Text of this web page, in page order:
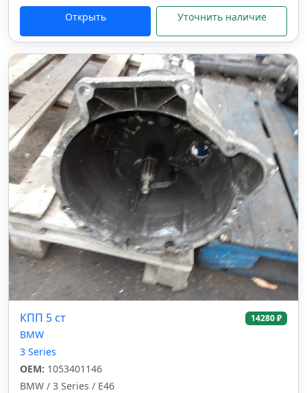
Открыть Уточнить наличие
КПП 5 ст 14280 ₽
BMW
3 Series
OEM: 1053401146
BMW / 3 Series / E46